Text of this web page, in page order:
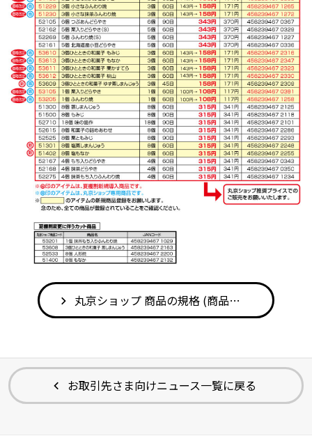
丸京ショップ 商品の規格 (商品情報検索へ)
お取引先さま向けニュース一覧に戻る